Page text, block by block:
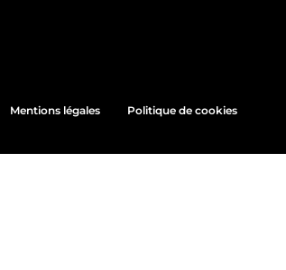
Mentions légales Politique de cookies